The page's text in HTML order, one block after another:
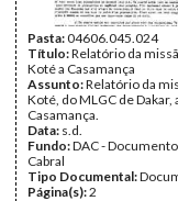
Pasta:04606.045.024
Título:Relatório da
Koté a Casamança
Assunto:Relatório da
Koté, do MLGC de Dakar,
Casamança.
Data: s.d.
Fundo:DAC -
Cabral
Tipo Documental:
Página(s):2